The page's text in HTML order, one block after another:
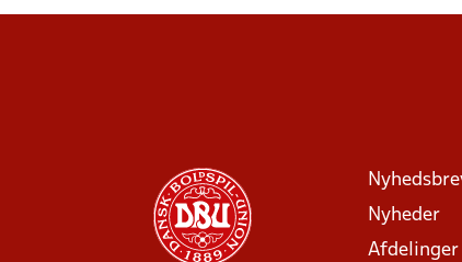
Nyheder
Afdelinger